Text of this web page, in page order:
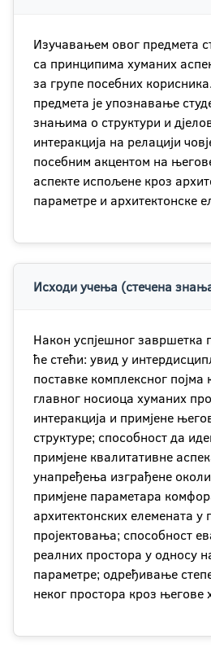
Изучавањем овог предмета
са принципима хуманих
за групе посебних
предмета је упознавање
знањима о структури и
интеракција на релацији
посебним акцентом на
аспекте испољене кроз
параметре и архитектонске
Исходи учења (стечена
Након успјешног завршетка
ће стећи: увид у
поставке комплексног
главног носиоца хуманих
интеракција и примјене
структуре; способност да
примјене квалитативне
унапређења изграђене
примјене параметара
архитектонских елемената у
пројектовања; способност
реалних простора у односу
параметре; одређивање
неког простора кроз његове